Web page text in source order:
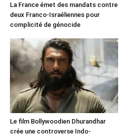
La France émet des mandats contre
deux Franco-Israéliennes pour
complicité de génocide
Le film Bollywoodien Dhurandhar
crée une controverse Indo-